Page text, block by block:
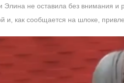
Элина не оставила без внимания
и, как сообщается на шлоке,